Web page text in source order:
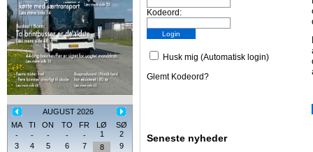
AUGUST 2026
MA
TI ON TO FR LØ
SØ
-
- - - - 1
2
3
4 5 6 7 8
9
Kodeord:
Husk mig (Automatisk login)
Glemt Kodeord?
Seneste nyheder